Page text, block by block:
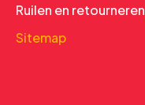
Ruilen en retourneren
Sitemap